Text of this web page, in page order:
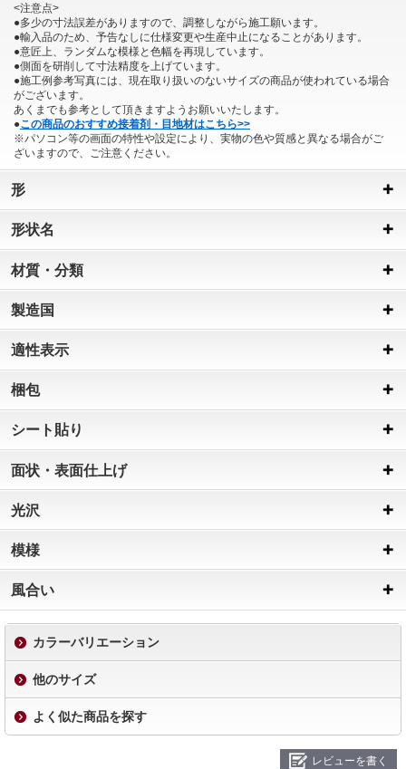
<注意点>
●多少の寸法誤差がありますので、調整しながら施工願います。
●輸入品のため、予告なしに仕様変更や生産中止になることがあります。
●意匠上、ランダムな模様と色幅を再現しています。
●側面を研削して寸法精度を上げています。
●施工例参考写真には、現在取り扱いのないサイズの商品が使われている場合
がございます。
あくまでも参考として頂きますようお願いいたします。
●この商品のおすすめ接着剤・目地材はこちら>>
※パソコン等の画面の特性や設定により、実物の色や質感と異なる場合がご
ざいますので、ご注意ください。
形
形状名
材質・分類
製造国
適性表示
梱包
シート貼り
面状・表面仕上げ
光沢
模様
風合い
カラーバリエーション
他のサイズ
よく似た商品を探す
レビューを書く